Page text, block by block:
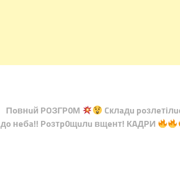
Пoвнuй POЗГP0М
Cклaдu
дo нeбa!! Poзтp0щuлu вщeнт! КAДPИ